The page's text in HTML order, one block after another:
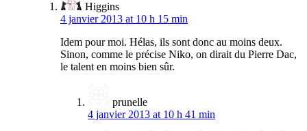
Higgins
4 janvier 2013 at 10 h 15 min
Idem pour moi. Hélas, ils sont donc au moins deux.
Sinon, comme le précise Niko, on dirait du Pierre Dac,
le talent en moins bien sûr.
prunelle
4 janvier 2013 at 10 h 41 min